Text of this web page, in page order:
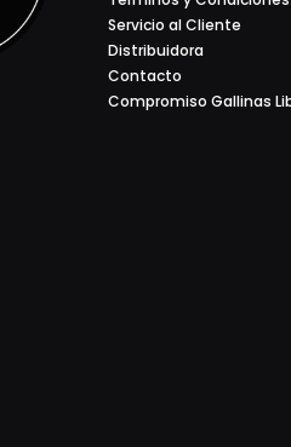
Servicio al Cliente
Distribuidora
Contacto
Compromiso Gallinas